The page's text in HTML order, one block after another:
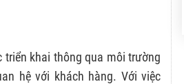
khai thông qua môi trường
hệ với khách hàng. Với việc